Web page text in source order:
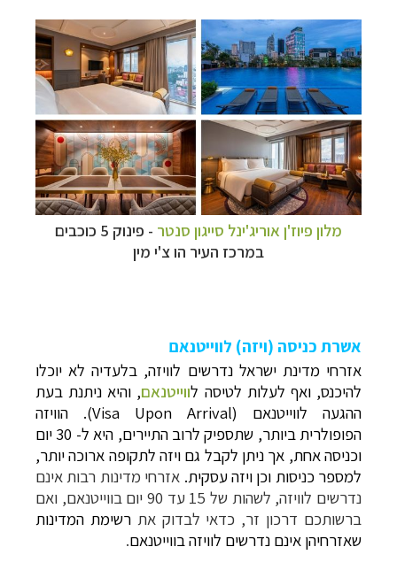
מלון פיוז'ן אוריג'ינל סייגון סנטר
- פינוק 5 כוכבים
במרכז העיר הו צ'י מין
אשרת כניסה (ויזה) לווייטנאם
אזרחי מדינת ישראל נדרשים לוויזה, בלעדיה לא יוכלו
להיכנס, ואף לעלות לטיסה לווייטנאם, והיא ניתנת בעת
ההגעה לווייטנאם (Visa Upon Arrival). הוויזה
הפופולרית ביותר, שתספיק לרוב התיירים, היא ל- 30 יום
וכניסה אחת, אך ניתן לקבל גם ויזה לתקופה ארוכה יותר,
למספר כניסות וכן ויזה עסקית. אזרחי מדינות רבות אינם
נדרשים לוויזה, לשהות של 15 עד 90 יום בווייטנאם, ואם
ברשותכם דרכון זר, כדאי לבדוק אתרשימת המדינות
שאזרחיהן אינם נדרשים לוויזה בווייטנאם.